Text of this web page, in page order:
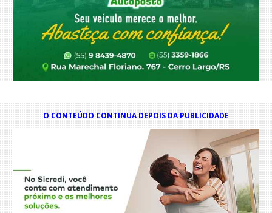
O CONTEÚDO CONTINUA DEPOIS DA PUBLICIDADE